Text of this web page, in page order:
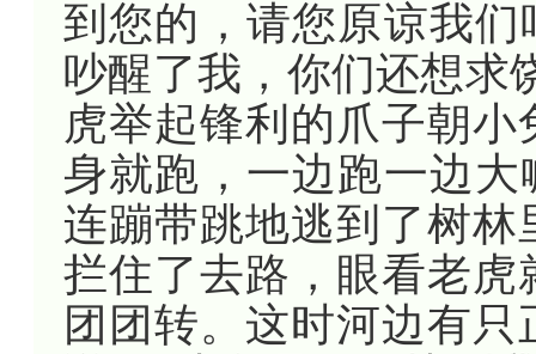
到您的，请您原谅我
吵醒了我，你们还想求
虎举起锋利的爪子朝
身就跑，一边跑一边
连蹦带跳地逃到了树
拦住了去路，眼看老
团团转。这时河边有